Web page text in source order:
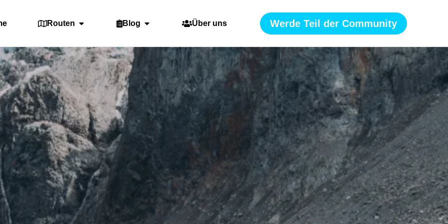
Routen Blog Über uns Werde Teil der Community